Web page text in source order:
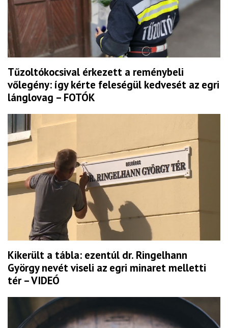
Tűzoltókocsival érkezett a reménybeli
vőlegény: így kérte feleségül kedvesét az egri
lánglovag – FOTÓK
Kikerült a tábla: ezentúl dr. Ringelhann
György nevét viseli az egri minaret melletti
tér – VIDEÓ